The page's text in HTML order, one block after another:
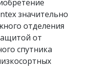
значительно
отделения
от
спутника